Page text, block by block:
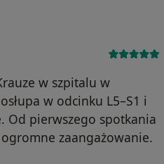
w szpitalu w
w odcinku L5–S1 i
Od pierwszego spotkania
zaangażowanie.